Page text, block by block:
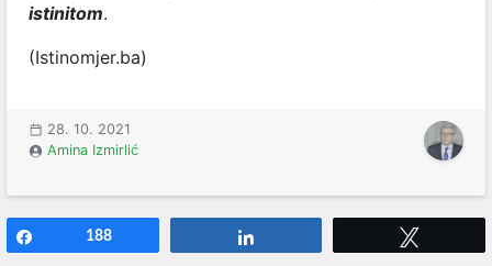
istinitom.
(Istinomjer.ba)
28. 10. 2021
Amina Izmirlić
188